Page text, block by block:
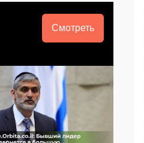
Смотреть